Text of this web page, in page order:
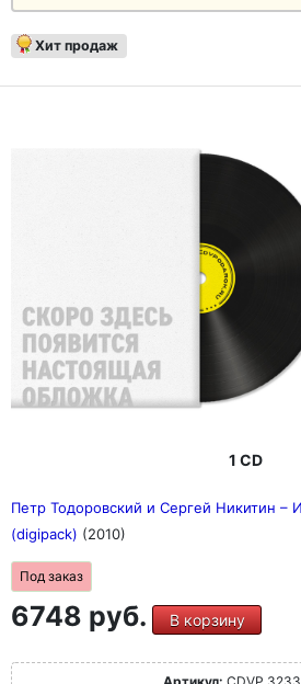
Хит продаж
1 CD
Петр Тодоровский и Сергей Никитин –
(digipack) (2010)
Под заказ
6748 руб. В корзину